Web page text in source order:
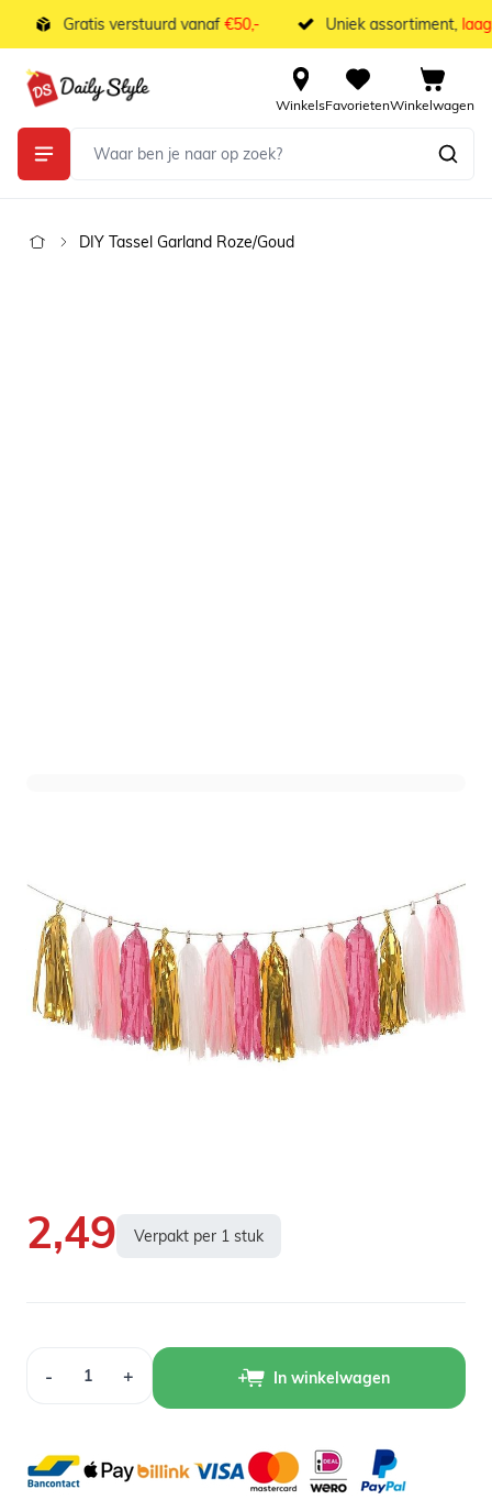
Ga naar de inhoud
Gratis verstuurd vanaf€50,- Uniek assortiment,
WinkelsFavorietenWinkelwagen
DIY Tassel Garland Roze/Goud
Art. nr. JQ08010ROZE
Variant
2,49 Verpakt per 1 stuk
- + In winkelwagen